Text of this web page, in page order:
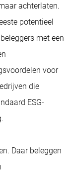
achterlaten.
potentieel
met een
voor
die
ESG-
Daar beleggen